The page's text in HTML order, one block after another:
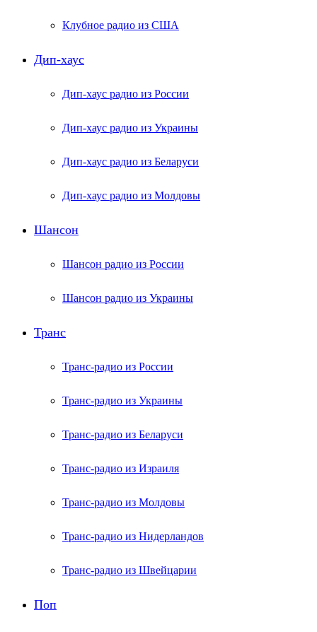
Клубное радио из США
Дип-хаус
Дип-хаус радио из России
Дип-хаус радио из Украины
Дип-хаус радио из Беларуси
Дип-хаус радио из Молдовы
Шансон
Шансон радио из России
Шансон радио из Украины
Транс
Транс-радио из России
Транс-радио из Украины
Транс-радио из Беларуси
Транс-радио из Израиля
Транс-радио из Молдовы
Транс-радио из Нидерландов
Транс-радио из Швейцарии
Поп